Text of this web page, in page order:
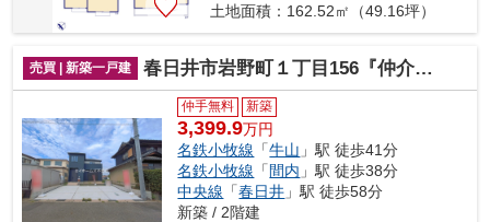
土地面積：162.52㎡（49.16坪）
売買 | 新築一戸建 春日井市岩野町１丁目156『仲介料無料』新築戸建て
仲手無料 新築
3,399.9万円
名鉄小牧線 「牛山 」駅 徒歩41分
名鉄小牧線 「間内 」駅 徒歩38分
中央線 「春日井 」駅 徒歩58分
新築 / 2階建